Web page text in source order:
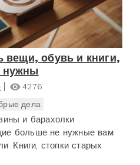
вещи, обувь и книги,
нужны
4276
дела
и барахолки
больше не нужные вам
Книги, стопки старых